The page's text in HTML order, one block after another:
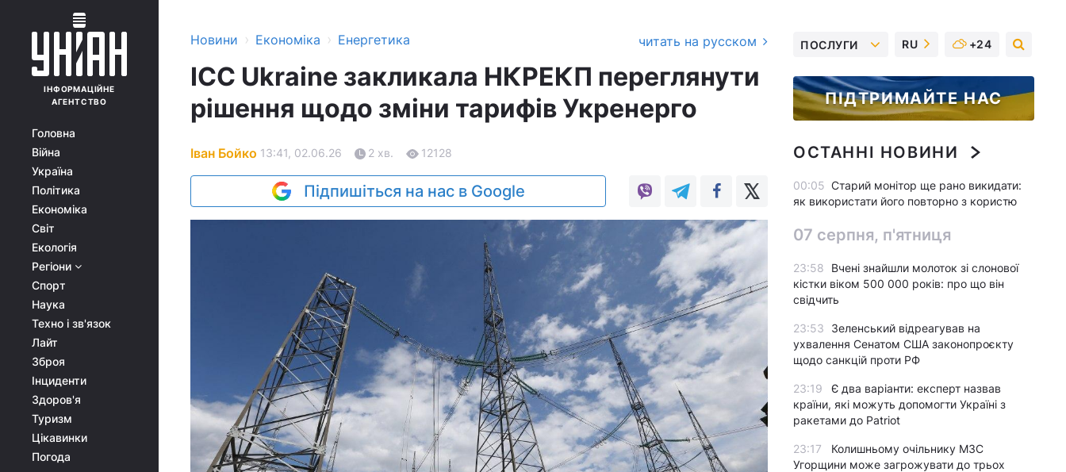
ІНФОРМАЦІЙНЕ
АГЕНТСТВО
Головна
Війна
Україна
Політика
Економіка
Світ
Екологія
Регіони
Спорт
Наука
Техно і зв'язок
Лайт
Зброя
Інциденти
Здоров'я
Туризм
Цікавинки
Погода
Новини › Економіка › Енергетика читать на русском
ICC Ukraine закликала НКРЕКП переглянути
рішення щодо зміни тарифів Укренерго
Іван Бойко 13:41, 02.06.26 2 хв. 12128
Підпишіться на нас в Google
ПОСЛУГИ RU +24
ПІДТРИМАЙТЕ НАС
ОСТАННІ НОВИНИ
00:05 Старий монітор ще рано викидати:
як використати його повторно з користю
07 серпня, п'ятниця
23:58
Вчені знайшли молоток зі слонової
кістки віком 500 000 років: про що він
свідчить
23:53
Зеленський відреагував на
ухвалення Сенатом США законопроєкту
щодо санкцій проти РФ
23:19
Є два варіанти: експерт назвав
країни, які можуть допомогти Україні з
ракетами до Patriot
23:17
Колишньому очільнику МЗС
Угорщини може загрожувати до трьох